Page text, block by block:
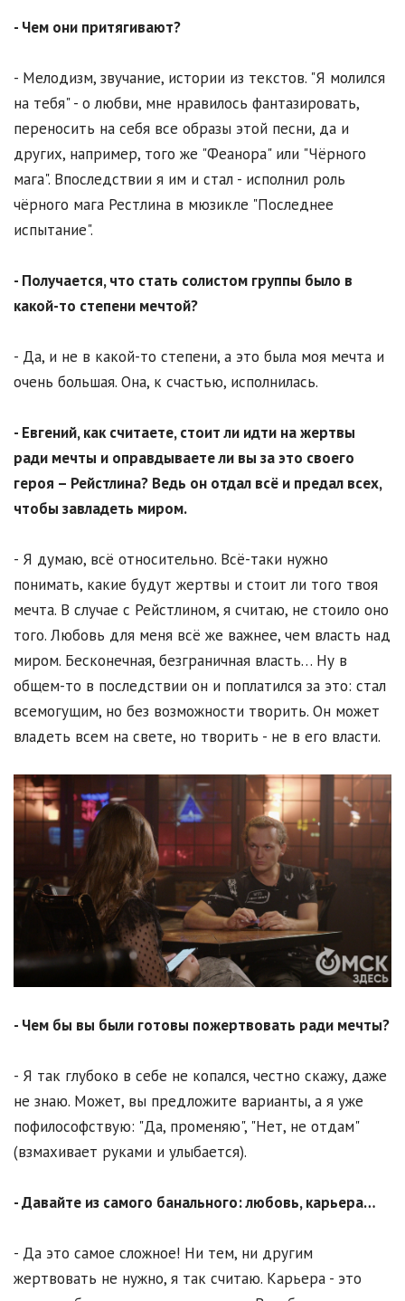
- Чем они притягивают?
- Мелодизм, звучание, истории из текстов. "Я молился
на тебя" - о любви, мне нравилось фантазировать,
переносить на себя все образы этой песни, да и
других, например, того же "Феанора" или "Чёрного
мага". Впоследствии я им и стал - исполнил роль
чёрного мага Рестлина в мюзикле "Последнее
испытание".
- Получается, что стать солистом группы было в
какой-то степени мечтой?
- Да, и не в какой-то степени, а это была моя мечта и
очень большая. Она, к счастью, исполнилась.
- Евгений, как считаете, стоит ли идти на жертвы
ради мечты и оправдываете ли вы за это своего
героя – Рейстлина? Ведь он отдал всё и предал всех,
чтобы завладеть миром.
- Я думаю, всё относительно. Всё-таки нужно
понимать, какие будут жертвы и стоит ли того твоя
мечта. В случае с Рейстлином, я считаю, не стоило оно
того. Любовь для меня всё же важнее, чем власть над
миром. Бесконечная, безграничная власть… Ну в
общем-то в последствии он и поплатился за это: стал
всемогущим, но без возможности творить. Он может
владеть всем на свете, но творить - не в его власти.
- Чем бы вы были готовы пожертвовать ради мечты?
- Я так глубоко в себе не копался, честно скажу, даже
не знаю. Может, вы предложите варианты, а я уже
пофилософствую: "Да, променяю", "Нет, не отдам"
(взмахивает руками и улыбается).
- Давайте из самого банального: любовь, карьера…
- Да это самое сложное! Ни тем, ни другим
жертвовать не нужно, я так считаю. Карьера - это